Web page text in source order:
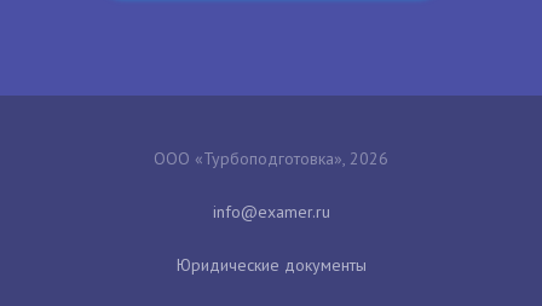
ООО «Турбоподготовка», 2026
Юридические документы